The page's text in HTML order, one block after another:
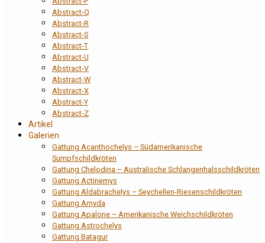
Abstract-Q
Abstract-R
Abstract-S
Abstract-T
Abstract-U
Abstract-V
Abstract-W
Abstract-X
Abstract-Y
Abstract-Z
Artikel
Galerien
Gattung Acanthochelys – Südamerikanische
Sumpfschildkröten
Gattung Chelodina – Australische Schlangenhalsschildkröten
Gattung Actinemys
Gattung Aldabrachelys – Seychellen-Riesenschildkröten
Gattung Amyda
Gattung Apalone – Amerikanische Weichschildkröten
Gattung Astrochelys
Gattung Batagur